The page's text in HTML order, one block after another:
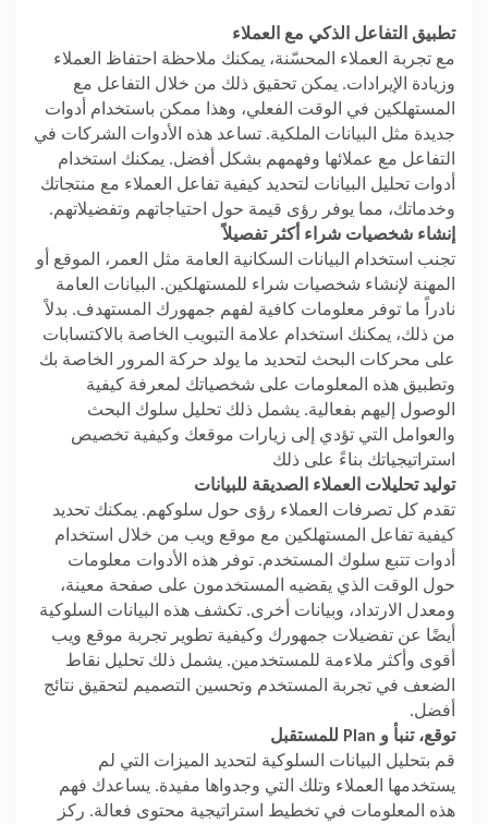
تطبيق التفاعل الذكي مع العملاء
مع تجربة العملاء المحسّنة، يمكنك ملاحظة احتفاظ العملاء
وزيادة الإيرادات. يمكن تحقيق ذلك من خلال التفاعل مع
المستهلكين في الوقت الفعلي، وهذا ممكن باستخدام أدوات
جديدة مثل البيانات الملكية. تساعد هذه الأدوات الشركات في
التفاعل مع عملائها وفهمهم بشكل أفضل. يمكنك استخدام
أدوات تحليل البيانات لتحديد كيفية تفاعل العملاء مع منتجاتك
وخدماتك، مما يوفر رؤى قيمة حول احتياجاتهم وتفضيلاتهم.
إنشاء شخصيات شراء أكثر تفصيلاً
تجنب استخدام البيانات السكانية العامة مثل العمر، الموقع أو
المهنة لإنشاء شخصيات شراء للمستهلكين. البيانات العامة
نادراً ما توفر معلومات كافية لفهم جمهورك المستهدف. بدلاً
من ذلك، يمكنك استخدام علامة التبويب الخاصة بالاكتسابات
على محركات البحث لتحديد ما يولد حركة المرور الخاصة بك
وتطبيق هذه المعلومات على شخصياتك لمعرفة كيفية
الوصول إليهم بفعالية. يشمل ذلك تحليل سلوك البحث
والعوامل التي تؤدي إلى زيارات موقعك وكيفية تخصيص
استراتيجياتك بناءً على ذلك
توليد تحليلات العملاء الصديقة للبيانات
تقدم كل تصرفات العملاء رؤى حول سلوكهم. يمكنك تحديد
كيفية تفاعل المستهلكين مع موقع ويب من خلال استخدام
أدوات تتبع سلوك المستخدم. توفر هذه الأدوات معلومات
حول الوقت الذي يقضيه المستخدمون على صفحة معينة،
ومعدل الارتداد، وبيانات أخرى. تكشف هذه البيانات السلوكية
أيضًا عن تفضيلات جمهورك وكيفية تطوير تجربة موقع ويب
أقوى وأكثر ملاءمة للمستخدمين. يشمل ذلك تحليل نقاط
الضعف في تجربة المستخدم وتحسين التصميم لتحقيق نتائج
أفضل.
توقع، تنبأ و Plan للمستقبل
قم بتحليل البيانات السلوكية لتحديد الميزات التي لم
يستخدمها العملاء وتلك التي وجدواها مفيدة. يساعدك فهم
هذه المعلومات في تخطيط استراتيجية محتوى فعالة. ركز